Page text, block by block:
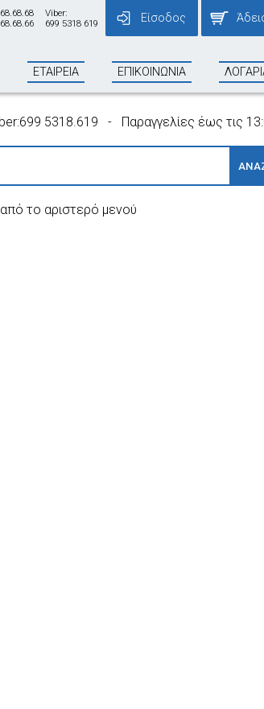
Viber:
699 5318 619
Είσοδος
ΕΤΑΙΡΕΙΑ ΕΠΙΚΟΙΝΩΝΙΑ
5318.619 - Παραγγελίες έως τις 13:00 η
το αριστερό μενού